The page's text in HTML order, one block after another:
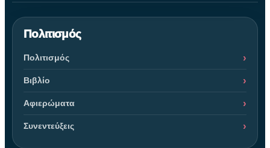
Πολιτισμός
Πολιτισμός
Βιβλίο
Αφιερώματα
Συνεντεύξεις